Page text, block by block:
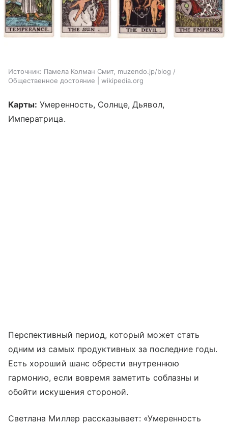
Источник: Памела Колман Смит, muzendo.jp/blog /
Общественное достояние | wikipedia.org
Карты: Умеренность, Солнце, Дьявол,
Императрица.
Перспективный период, который может стать
одним из самых продуктивных за последние годы.
Есть хороший шанс обрести внутреннюю
гармонию, если вовремя заметить соблазны и
обойти искушения стороной.
Светлана Миллер рассказывает: «Умеренность